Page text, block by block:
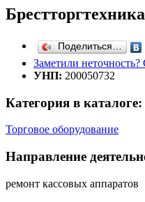
Поделиться…
Заметили
УНП: 200050732
Категория в каталоге:
Торговое оборудование
Направление
ремонт кассовых аппаратов